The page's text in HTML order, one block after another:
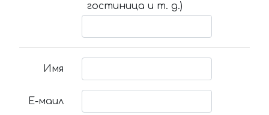
гостиница и т. д.)
Имя
Е-маил